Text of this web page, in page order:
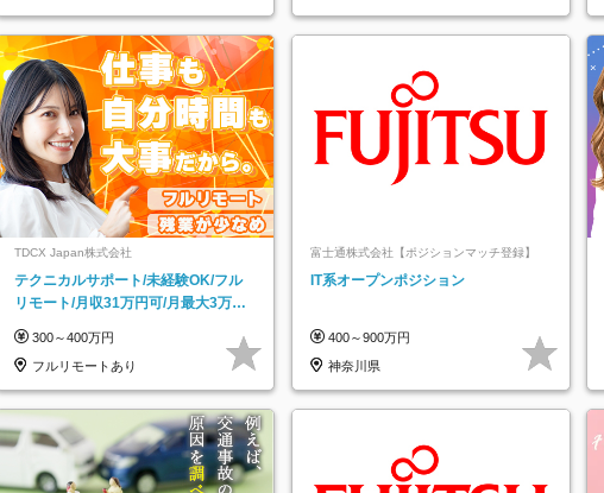
TDCX Japan株式会社
テクニカルサポート/未経験OK/フル
リモート/月収31万円可/月最大3万の
300～400万円
フルリモートあり
富士通株式会社【ポジションマッチ登録】
IT系オープンポジション
400～900万円
神奈川県